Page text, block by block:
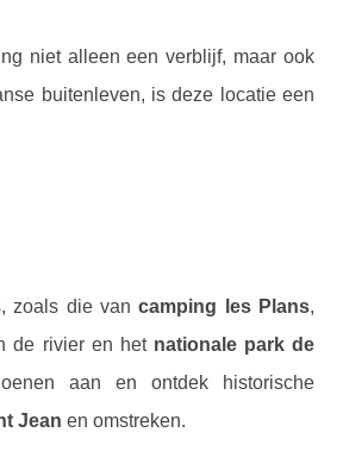
niet alleen een verblijf, maar ook
buitenleven, is deze locatie een
zoals die vancamping les Plans,
de rivier en het nationale park de
aan en ontdek historische
Jean en omstreken.